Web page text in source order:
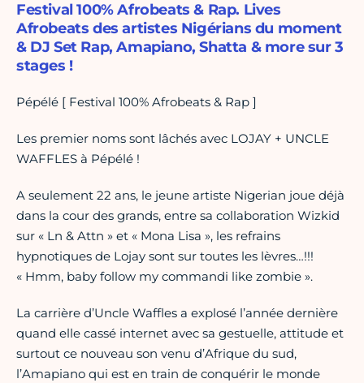
Festival 100% Afrobeats & Rap. Lives
Afrobeats des artistes Nigérians du moment
& DJ Set Rap, Amapiano, Shatta & more sur 3
stages !
Pépélé [ Festival 100% Afrobeats & Rap ]
Les premier noms sont lâchés avec LOJAY + UNCLE
WAFFLES à Pépélé !
A seulement 22 ans, le jeune artiste Nigerian joue déjà
dans la cour des grands, entre sa collaboration Wizkid
sur « Ln & Attn » et « Mona Lisa », les refrains
hypnotiques de Lojay sont sur toutes les lèvres…!!!
« Hmm, baby follow my commandi like zombie ».
La carrière d’Uncle Waffles a explosé l’année dernière
quand elle cassé internet avec sa gestuelle, attitude et
surtout ce nouveau son venu d’Afrique du sud,
l’Amapiano qui est en train de conquérir le monde